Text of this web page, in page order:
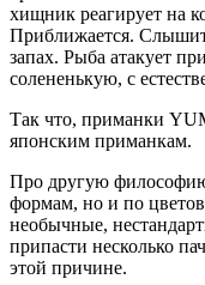
хищник реагирует на
Приближается.
запах. Рыба атакует
солененькую, с
Так что, приманки
японским приманкам.
Про другую
формам, но и по
необычные,
припасти несколько
этой причине.